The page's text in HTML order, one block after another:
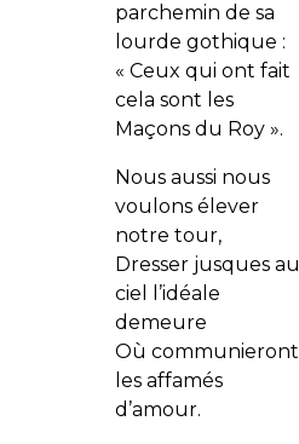
parchemin de sa
lourde gothique :
« Ceux qui ont fait
cela sont les
Maçons du Roy ».
Nous aussi nous
voulons élever
notre tour,
Dresser jusques au
ciel l’idéale
demeure
Où communieront
les affamés
d’amour.